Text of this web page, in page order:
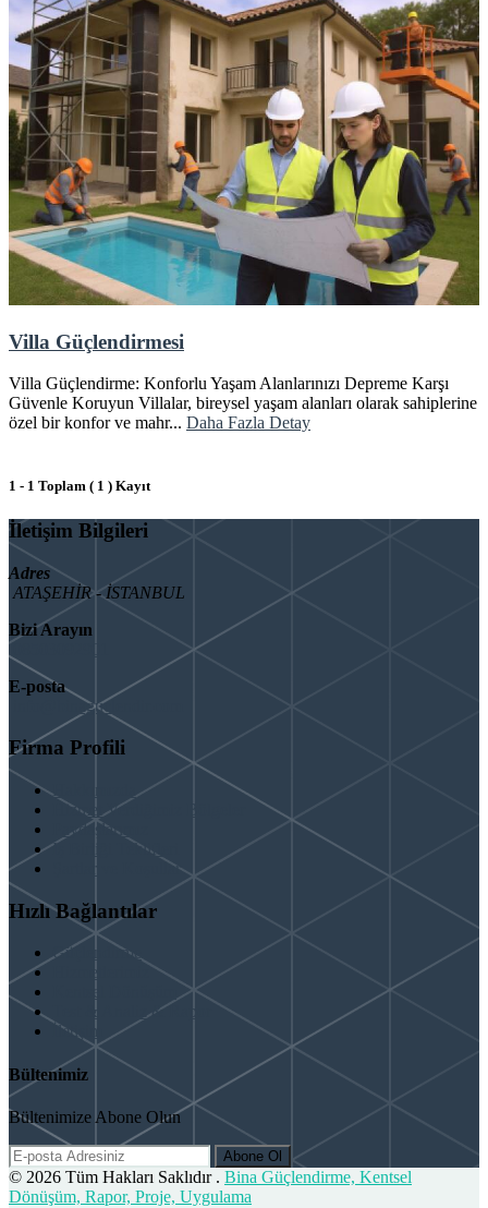
Villa Güçlendirmesi
Villa Güçlendirme: Konforlu Yaşam Alanlarınızı Depreme Karşı
Güvenle Koruyun Villalar, bireysel yaşam alanları olarak sahiplerine
özel bir konfor ve mahr... Daha Fazla Detay
1 - 1 Toplam ( 1 ) Kayıt
İletişim Bilgileri
Adres
ATAŞEHİR - İSTANBUL
Bizi Arayın
E-posta
info@binaguclendir.com
Firma Profili
Hakkımızda
Hizmet Verdiğimiz Bölgeler
Paydaşlarımız
İş Birliği Teklifleri
Şartlar ve Koşullar
Hızlı Bağlantılar
Güçlendirme
Hizmetlerimiz
Kentsel Dönüşüm
Test & Analiz & Rapor
İletişim
Bültenimiz
Bültenimize Abone Olun
Abone Ol
© 2026 Tüm Hakları Saklıdır . Bina Güçlendirme, Kentsel
Dönüşüm, Rapor, Proje, Uygulama